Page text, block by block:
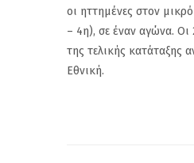
οι ηττημένες στον
– 4η), σε έναν αγώνα. Οι
της τελικής κατάταξης
Εθνική.